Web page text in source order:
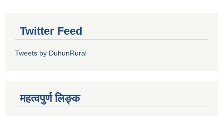
Twitter Feed
Tweets by DuhunRural
महत्वपुर्ण लिङ्क